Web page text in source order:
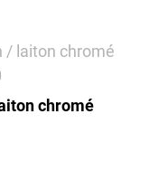
chromé